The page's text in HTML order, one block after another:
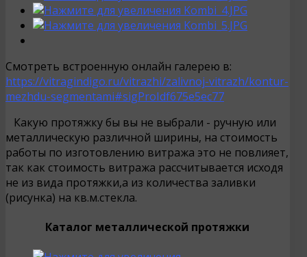
Смотреть встроенную онлайн галерею в:
https://vitragindigo.ru/vitrazhi/zalivnoj-vitrazh/kontur-
mezhdu-segmentami#sigProIdf675e5ec77
Какую протяжку бы вы не выбрали - ручную или
металлическую различной ширины, на стоимость
работы по изготовлению витража это не повлияет,
так как стоимость витража рассчитывается исходя
не из вида протяжки,а из количества заливки
(рисунка) на кв.м.стекла.
Каталог металлической протяжки